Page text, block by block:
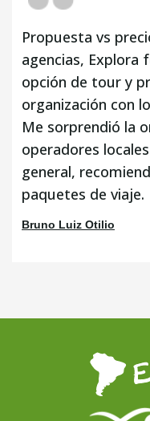
Propuesta vs
agencias,
opción de tour y
organización con
Me sorprendió la
operadores
general,
paquetes de viaje.
Bruno Luiz Otilio